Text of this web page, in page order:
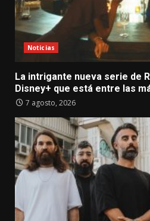
Noticias
La intrigante nueva serie de
Disney+ que está entre las
7 agosto, 2026